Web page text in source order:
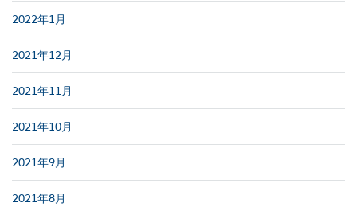
2022年1月
2021年12月
2021年11月
2021年10月
2021年9月
2021年8月